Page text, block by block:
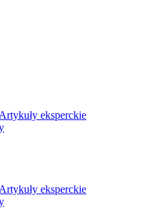
Artykuły eksperckie
Artykuły eksperckie